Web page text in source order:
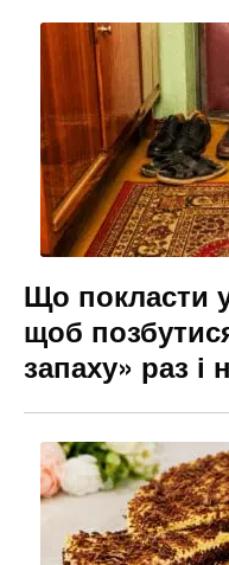
Що покласти
щоб
запаху» раз і